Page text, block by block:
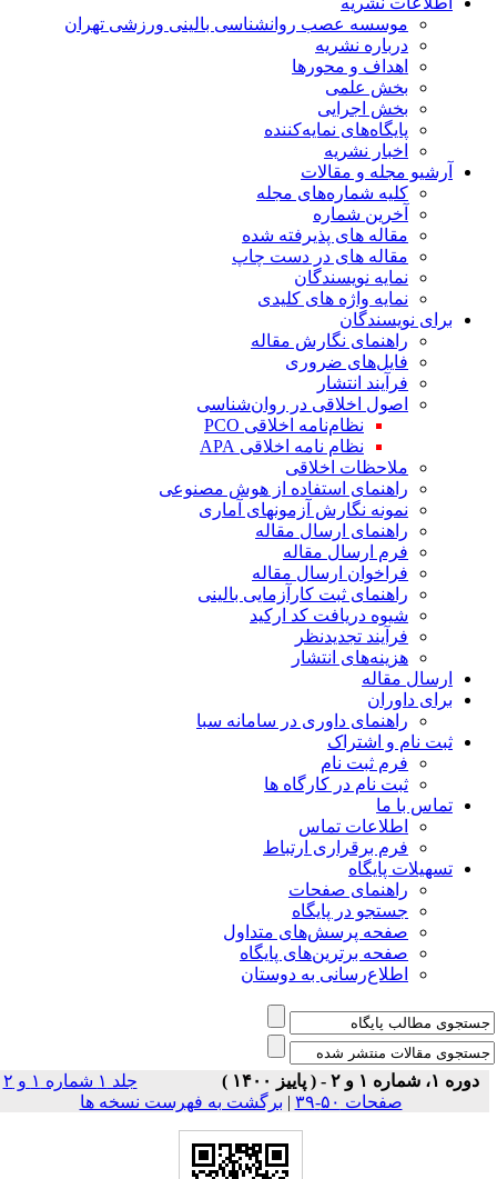
موسسه عصب روانشناسی بالینی ورزشی تهران
درباره نشریه
اهداف و محورها
بخش علمی
بخش اجرایی
‌پایگاه‌های نمایه‌کننده
اخبار نشریه
آرشیو مجله و مقالات
کلیه شماره‌های مجله
آخرین شماره
مقاله های پذیرفته شده
مقاله های در دست چاپ
نمایه نویسندگان
نمایه واژه های کلیدی
برای نویسندگان
راهنمای نگارش مقاله
فایل‌های ضروری
فرآیند انتشار
اصول اخلاقی در روان‌شناسی
نظام‌نامه اخلاقی PCO
نظام نامه اخلاقی APA
ملاحظات اخلاقی
راهنمای استفاده از هوش مصنوعی
نمونه نگارش آزمونهای آماری
راهنمای ارسال مقاله
فرم ارسال مقاله
فراخوان ارسال مقاله
راهنمای ثبت کارآزمایی بالینی
شیوه دریافت کد ارکید
فرآیند تجدیدنظر
هزینه‌های انتشار
ارسال مقاله
برای داوران
راهنمای داوری در سامانه سبا
ثبت نام و اشتراک
فرم ثبت نام
ثبت نام در کارگاه ها
تماس با ما
اطلاعات تماس
فرم برقراری ارتباط
تسهیلات پایگاه
راهنمای صفحات
جستجو در پایگاه
صفحه پرسش‌های متداول
صفحه برترین‌های پایگاه
اطلاع‌رسانی به دوستان
دوره ۱، شماره ۱ و ۲ - ( پاییز ۱۴۰۰ )
جلد ۱ شماره ۱ و ۲
صفحات ۵۰-۳۹
|برگشت به فهرست نسخه ها